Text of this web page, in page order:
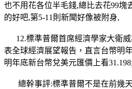
也不用花各位半毛錢,總比去花99塊
的好吧,第5-11則新聞好像被附身,
12.標準普爾首席經濟學家大衛威
表全球經濟展望報告，直言台幣明
明年底新台幣兌美元匯價上看31.198
總幹事評:標準普爾不是在前幾天